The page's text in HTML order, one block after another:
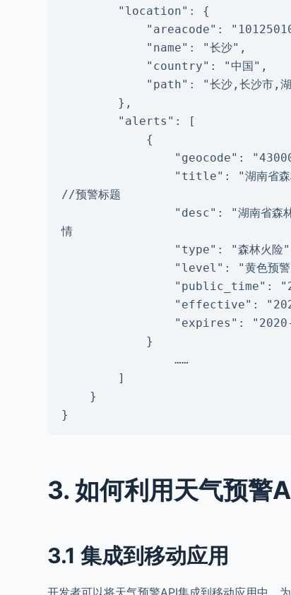
//预警标题
情
                ……                                    //其它当地预警信息
}
3. 如何利用天气预警
3.1 集成到移动应用